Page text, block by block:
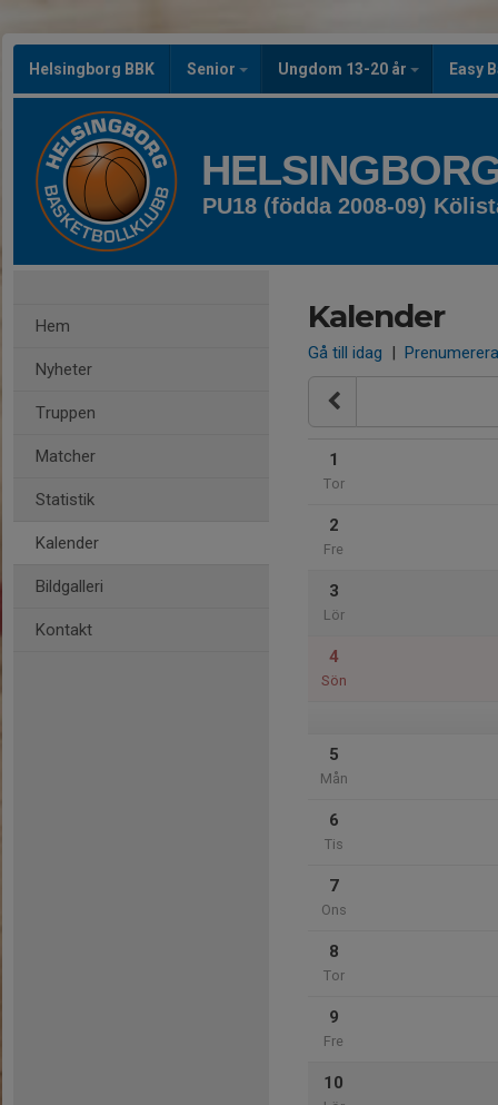
Helsingborg BBK Senior Ungdom 13-20 år Easy
PU18 (födda 2008-09)
Hem
Nyheter
Truppen
Matcher
Statistik
Kalender
Bildgalleri
Kontakt
Kalender
Gå till idag | Prenumerera
1
Tor
2
Fre
3
Lör
4
Sön
5
Mån
6
Tis
7
Ons
8
Tor
9
Fre
10